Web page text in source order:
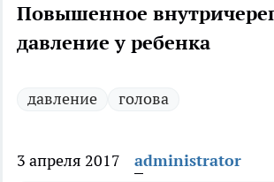
Повышенное
давление у ребенка
давление голова
3 апреля 2017 administrator